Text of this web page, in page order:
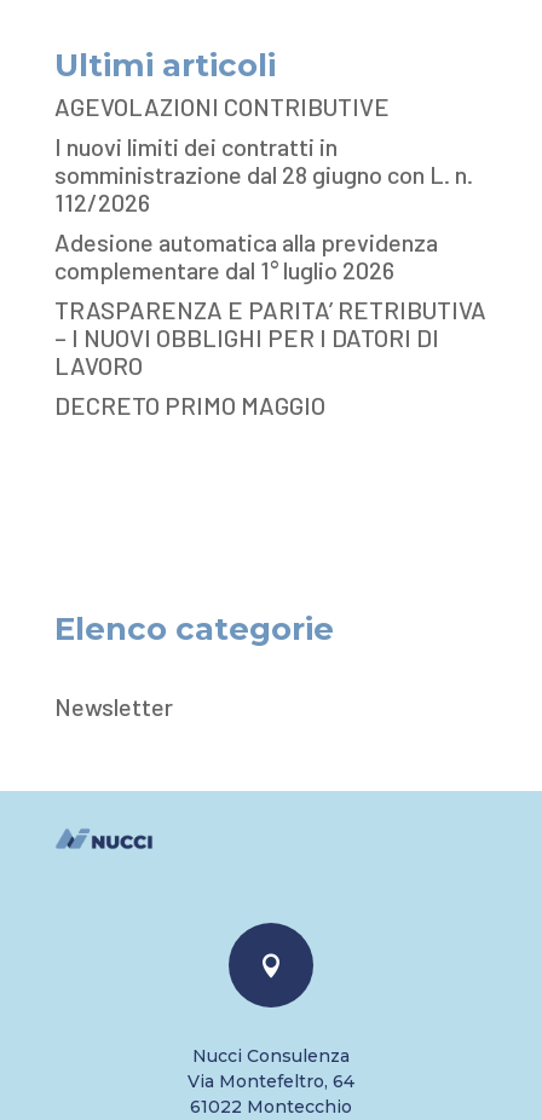
Ultimi articoli
AGEVOLAZIONI CONTRIBUTIVE
I nuovi limiti dei contratti in
somministrazione dal 28 giugno con L. n.
112/2026
Adesione automatica alla previdenza
complementare dal 1° luglio 2026
TRASPARENZA E PARITA’ RETRIBUTIVA
– I NUOVI OBBLIGHI PER I DATORI DI
LAVORO
DECRETO PRIMO MAGGIO
Elenco categorie
Newsletter

Nucci Consulenza
Via Montefeltro, 64
61022 Montecchio